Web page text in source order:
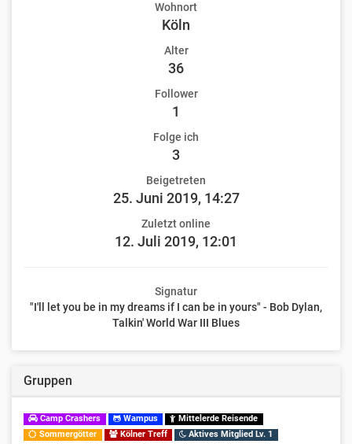
Wohnort
Köln
Alter
36
Follower
1
Folge ich
3
Beigetreten
25. Juni 2019, 14:27
Zuletzt online
12. Juli 2019, 12:01
Signatur
"I'll let you be in my dreams if I can be in yours" - Bob Dylan,
Talkin' World War III Blues
Gruppen
Camp Crashers Wampus
Mittelerde Reisende
Sommergötter
Kölner Treff
Aktives Mitglied Lv. 1